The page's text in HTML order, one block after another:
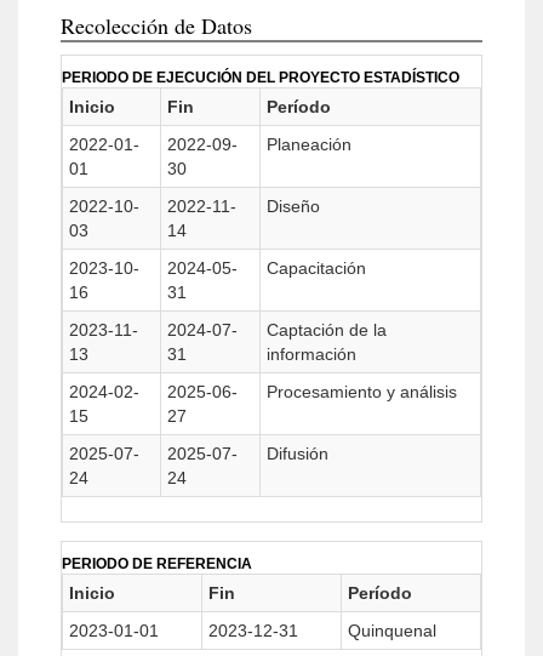
Recolección de Datos
PERIODO DE EJECUCIÓN DEL PROYECTO ESTADÍSTICO
Inicio Fin
Período
2022-01-
01
2022-09-
30
Planeación
2022-10-
03
2022-11-
14
Diseño
2023-10-
16
2024-05-
31
Capacitación
2023-11-
13
2024-07-
31
Captación de la
información
2024-02-
15
2025-06-
27
Procesamiento y análisis
2025-07-
24
2025-07-
24
Difusión
PERIODO DE REFERENCIA
Inicio Fin
Período
2023-01-01
2023-12-31 Quinquenal